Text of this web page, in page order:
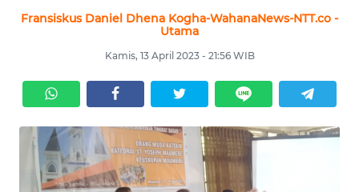
Fransiskus Daniel Dhena Kogha-WahanaNews-NTT.co -
Utama
Kamis, 13 April 2023 - 21:56 WIB
LABUAN
BAJO
OPINI